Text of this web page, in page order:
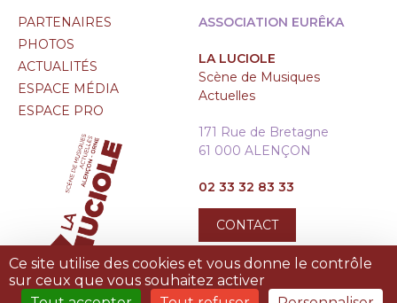
PARTENAIRES
PHOTOS
ACTUALITÉS
ESPACE MÉDIA
ESPACE PRO
ASSOCIATION EURÊKA
LA LUCIOLE
Scène de Musiques
Actuelles
171 Rue de Bretagne
61 000 ALENÇON
02 33 32 83 33
CONTACT
Ce site utilise des cookies et vous donne le contrôle
sur ceux que vous souhaitez activer